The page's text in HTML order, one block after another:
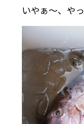
いやぁ～、や